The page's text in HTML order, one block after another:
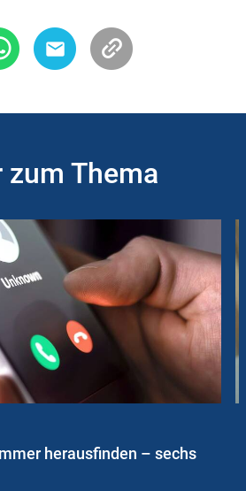
zum Thema
herausfinden – sechs